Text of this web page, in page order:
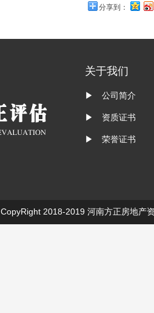
分享到：
关于我们
▶ 公司简介
▶ 资质证书
▶ 荣誉证书
CopyRight 2018-2019 河南方正房地产